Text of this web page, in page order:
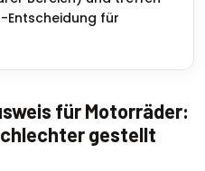
Entscheidung für
für Motorräder:
gestellt